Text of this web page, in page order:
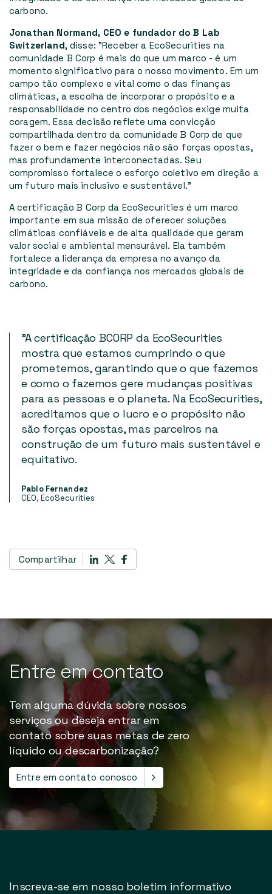
carbono.
Jonathan Normand, CEO e fundador do B Lab
Switzerland, disse: "Receber a EcoSecurities na
comunidade B Corp é mais do que um marco - é um
momento significativo para o nosso movimento. Em um
campo tão complexo e vital como o das finanças
climáticas, a escolha de incorporar o propósito e a
responsabilidade no centro dos negócios exige muita
coragem. Essa decisão reflete uma convicção
compartilhada dentro da comunidade B Corp de que
fazer o bem e fazer negócios não são forças opostas,
mas profundamente interconectadas. Seu
compromisso fortalece o esforço coletivo em direção a
um futuro mais inclusivo e sustentável."
A certificação B Corp da EcoSecurities é um marco
importante em sua missão de oferecer soluções
climáticas confiáveis e de alta qualidade que geram
valor social e ambiental mensurável. Ela também
fortalece a liderança da empresa no avanço da
integridade e da confiança nos mercados globais de
carbono.
"A certificação BCORP da EcoSecurities
mostra que estamos cumprindo o que
prometemos, garantindo que o que fazemos
e como o fazemos gere mudanças positivas
para as pessoas e o planeta. Na EcoSecurities,
acreditamos que o lucro e o propósito não
são forças opostas, mas parceiros na
construção de um futuro mais sustentável e
equitativo.
Pablo Fernandez
CEO, EcoSecurities
Compartilhar
Entre emcontato
Tem alguma dúvida sobre nossos
serviços ou deseja entrar em
contato sobre suas metas de zero
líquido ou descarbonização?
Entre em contato conosco
Inscreva-se em nosso boletim informativo